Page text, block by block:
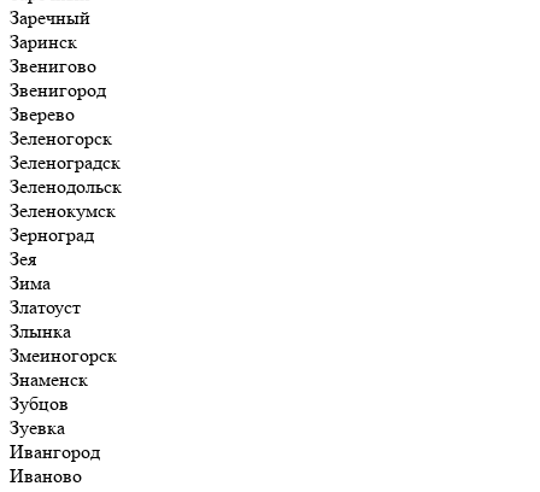
Заречный
Заринск
Звенигово
Звенигород
Зверево
Зеленогорск
Зеленоградск
Зеленодольск
Зеленокумск
Зерноград
Зея
Зима
Златоуст
Злынка
Змеиногорск
Знаменск
Зубцов
Зуевка
Ивангород
Иваново